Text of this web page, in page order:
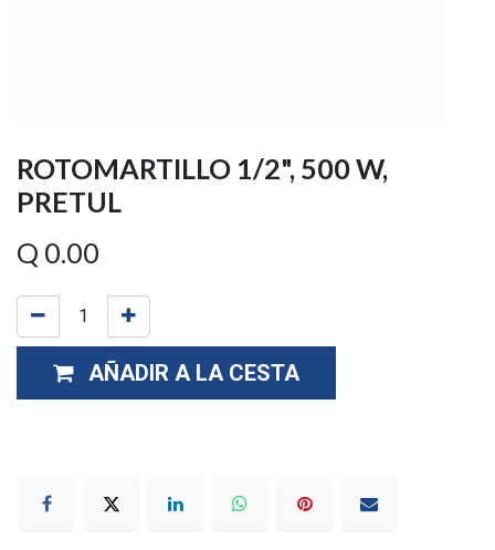
ROTOMARTILLO 1/2", 500 W,
PRETUL
Q 0.00
AÑADIR A LA CESTA